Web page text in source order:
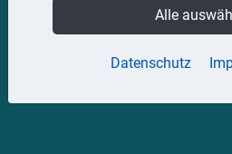
Datenschutz
Alle